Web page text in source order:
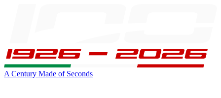
A Century Made of Seconds